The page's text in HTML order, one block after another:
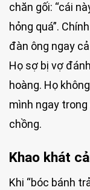
chăn gối: “cái
hỏng quá”.
đàn ông ngay
Họ sợ bị vợ
hoàng. Họ
mình ngay
chồng.
Khao khát
Khi “bóc bánh